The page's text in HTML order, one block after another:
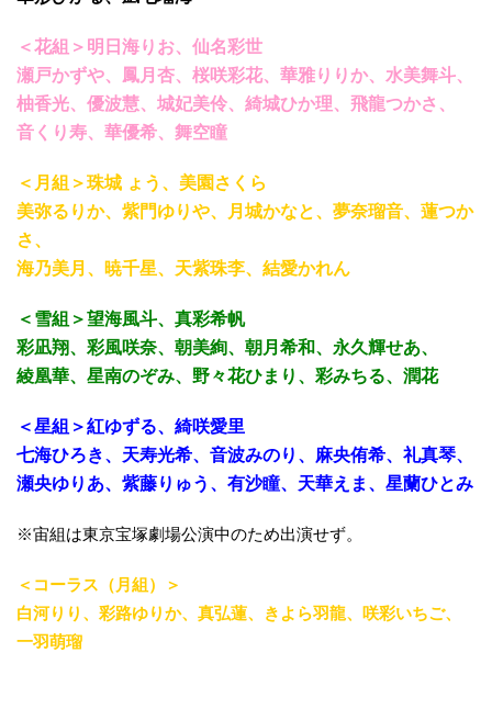
＜花組＞明日海りお、仙名彩世
瀬戸かずや、鳳月杏、桜咲彩花、華雅りりか、水美舞斗、
柚香光、優波慧、城妃美伶、綺城ひか理、飛龍つかさ、
音くり寿、華優希、舞空瞳
＜月組＞珠城 ょう、美園さくら
美弥るりか、紫門ゆりや、月城かなと、夢奈瑠音、蓮つか
さ、
海乃美月、暁千星、天紫珠李、結愛かれん
＜雪組＞望海風斗、真彩希帆
彩凪翔、彩風咲奈、朝美絢、朝月希和、永久輝せあ、
綾凰華、星南のぞみ、野々花ひまり、彩みちる、潤花
＜星組＞紅ゆずる、綺咲愛里
七海ひろき、天寿光希、音波みのり、麻央侑希、礼真琴、
瀬央ゆりあ、紫藤りゅう、有沙瞳、天華えま、星蘭ひとみ
※宙組は東京宝塚劇場公演中のため出演せず。
＜コーラス（月組）＞
白河りり、彩路ゆりか、真弘蓮、きよら羽龍、咲彩いちご、
一羽萌瑠